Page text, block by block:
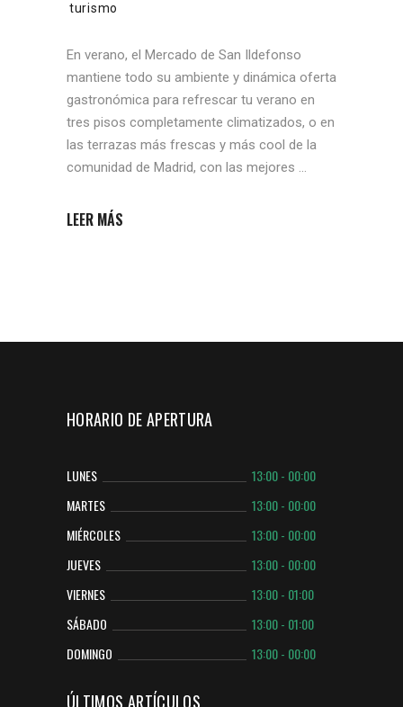
turismo
En verano, el Mercado de San Ildefonso
mantiene todo su ambiente y dinámica oferta
gastronómica para refrescar tu verano en
tres pisos completamente climatizados, o en
las terrazas más frescas y más cool de la
comunidad de Madrid, con las mejores
LEER MÁS
HORARIO DE APERTURA
LUNES
13:00 - 00:00
MARTES
13:00 - 00:00
MIÉRCOLES
13:00 - 00:00
JUEVES
13:00 - 00:00
VIERNES
13:00 - 01:00
SÁBADO
13:00 - 01:00
DOMINGO
13:00 - 00:00
ÚLTIMOS ARTÍCULOS